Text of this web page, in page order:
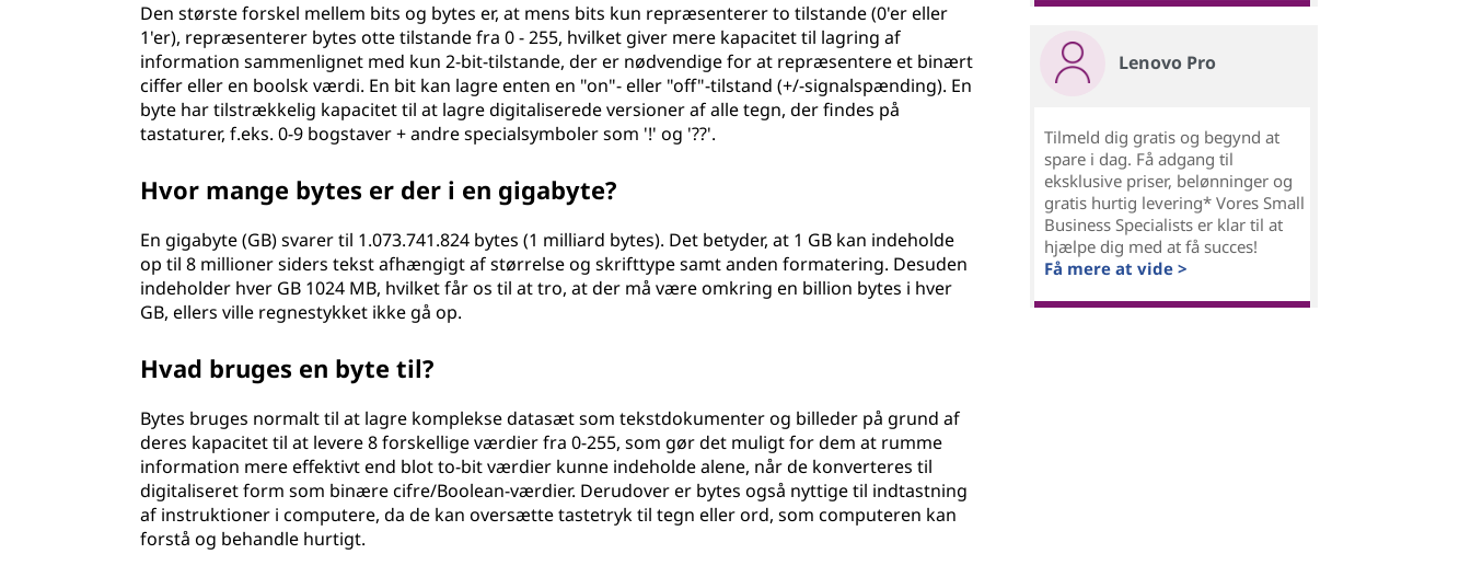
Den største forskel mellem bits og bytes er, at mens bits kun repræsenterer to tilstande (0'er eller
1'er), repræsenterer bytes otte tilstande fra 0 - 255, hvilket giver mere kapacitet til lagring af
information sammenlignet med kun 2-bit-tilstande, der er nødvendige for at repræsentere et binært
ciffer eller en boolsk værdi. En bit kan lagre enten en "on"- eller "off"-tilstand (+/-signalspænding). En
byte har tilstrækkelig kapacitet til at lagre digitaliserede versioner af alle tegn, der findes på
tastaturer, f.eks. 0-9 bogstaver + andre specialsymboler som '!' og '??'.
Hvor mange bytes er der i en gigabyte?
En gigabyte (GB) svarer til 1.073.741.824 bytes (1 milliard bytes). Det betyder, at 1 GB kan indeholde
op til 8 millioner siders tekst afhængigt af størrelse og skrifttype samt anden formatering. Desuden
indeholder hver GB 1024 MB, hvilket får os til at tro, at der må være omkring en billion bytes i hver
GB, ellers ville regnestykket ikke gå op.
Hvad bruges en byte til?
Bytes bruges normalt til at lagre komplekse datasæt som tekstdokumenter og billeder på grund af
deres kapacitet til at levere 8 forskellige værdier fra 0-255, som gør det muligt for dem at rumme
information mere effektivt end blot to-bit værdier kunne indeholde alene, når de konverteres til
digitaliseret form som binære cifre/Boolean-værdier. Derudover er bytes også nyttige til indtastning
af instruktioner i computere, da de kan oversætte tastetryk til tegn eller ord, som computeren kan
forstå og behandle hurtigt.
Lenovo Pro
Tilmeld dig gratis og begynd at
spare i dag. Få adgang til
eksklusive priser, belønninger og
gratis hurtig levering* Vores Small
Business Specialists er klar til at
hjælpe dig med at få succes!
Få mere at vide >